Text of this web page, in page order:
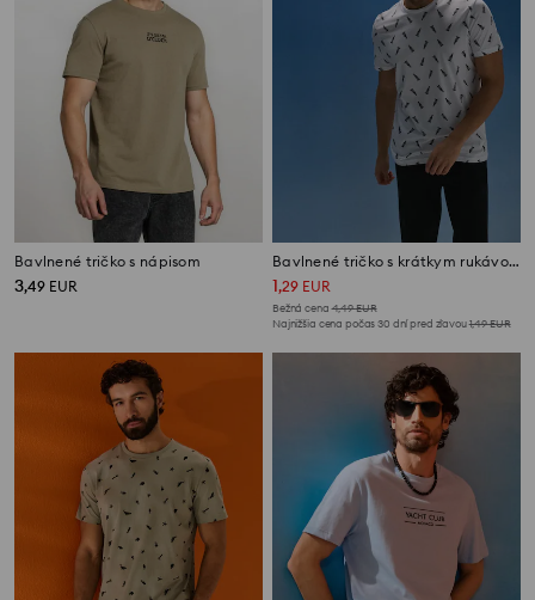
Bavlnené tričko s nápisom
3,49 EUR
Bavlnené tričko s krátkym rukávom a motívom fliaš
1,29 EUR
Bežná cena 4,49EUR
Najnižšia cena počas 30 dní pred zľavou1,49EUR